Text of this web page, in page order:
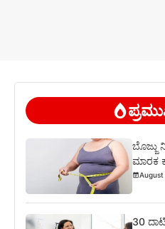
ಮಾರಕ
August
30